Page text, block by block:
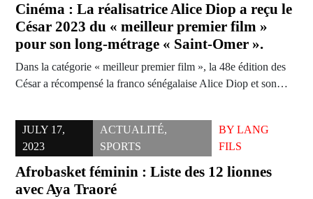
Cinéma : La réalisatrice Alice Diop a reçu le
César 2023 du « meilleur premier film »
pour son long-métrage « Saint-Omer ».
Dans la catégorie « meilleur premier film », la 48e édition des
César a récompensé la franco sénégalaise Alice Diop et son…
JULY 17,
2023
ACTUALITÉ,
SPORTS
BYLANG
FILS
Afrobasket féminin : Liste des 12 lionnes
avec Aya Traoré